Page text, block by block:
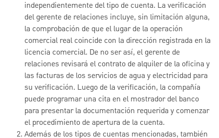
independientemente del tipo de cuenta. La verificación
del gerente de relaciones incluye, sin limitación alguna,
la comprobación de que el lugar de la operación
comercial real coincide con la dirección registrada en la
licencia comercial. De no ser así, el gerente de
relaciones revisará el contrato de alquiler de la oficina y
las facturas de los servicios de agua y electricidad para
su verificación. Luego de la verificación, la compañía
puede programar una cita en el mostrador del banco
para presentar la documentación requerida y comenzar
el procedimiento de apertura de la cuenta.
Además de los tipos de cuentas mencionadas, también